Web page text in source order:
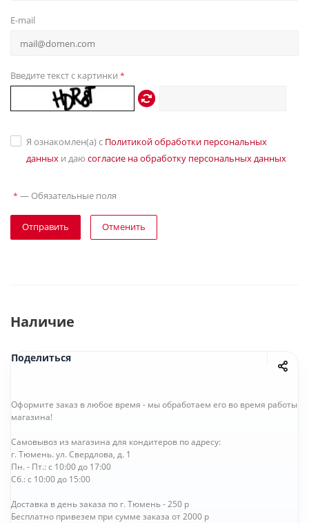
E-mail
Введите текст с картинки *
Я ознакомлен(а) с Политикой обработки персональных
данных и даю согласие на обработку персональных данных
* — Обязательные поля
Отправить Отменить
Наличие
Поделиться
Оформите заказ в любое время - мы обработаем его во время работы
магазина!
Самовывоз из магазина для кондитеров по адресу:
г. Тюмень. ул. Свердлова, д. 1
Пн. - Пт.: с 10:00 до 17:00
Сб.: с 10:00 до 15:00
Доставка в день заказа по г. Тюмень - 250 р
Бесплатно привезем при сумме заказа от 2000 р